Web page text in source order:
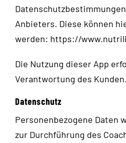
Anbieters. Diese können
werden: https://
Die Nutzung dieser App
Verantwortung des Kunden.
Datenschutz
Personenbezogene Daten
zur Durchführung des